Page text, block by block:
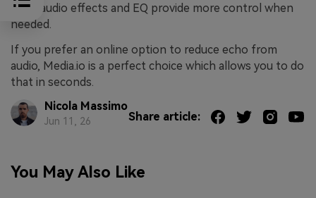
while audio effects and EQ provide more control when
needed.
If you prefer an online option to reduce echo from
audio, Media.io is a perfect choice which allows you to do
that in seconds.
Nicola Massimo
Jun 11, 26 Share article:
You May Also Like